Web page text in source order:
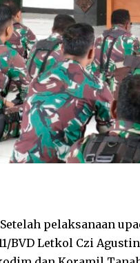
Setelah pelaksanaan
BVD Letkol Czi